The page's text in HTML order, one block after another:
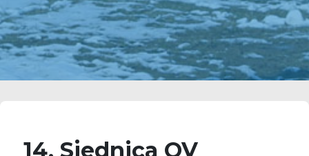
14. Sjednica OV